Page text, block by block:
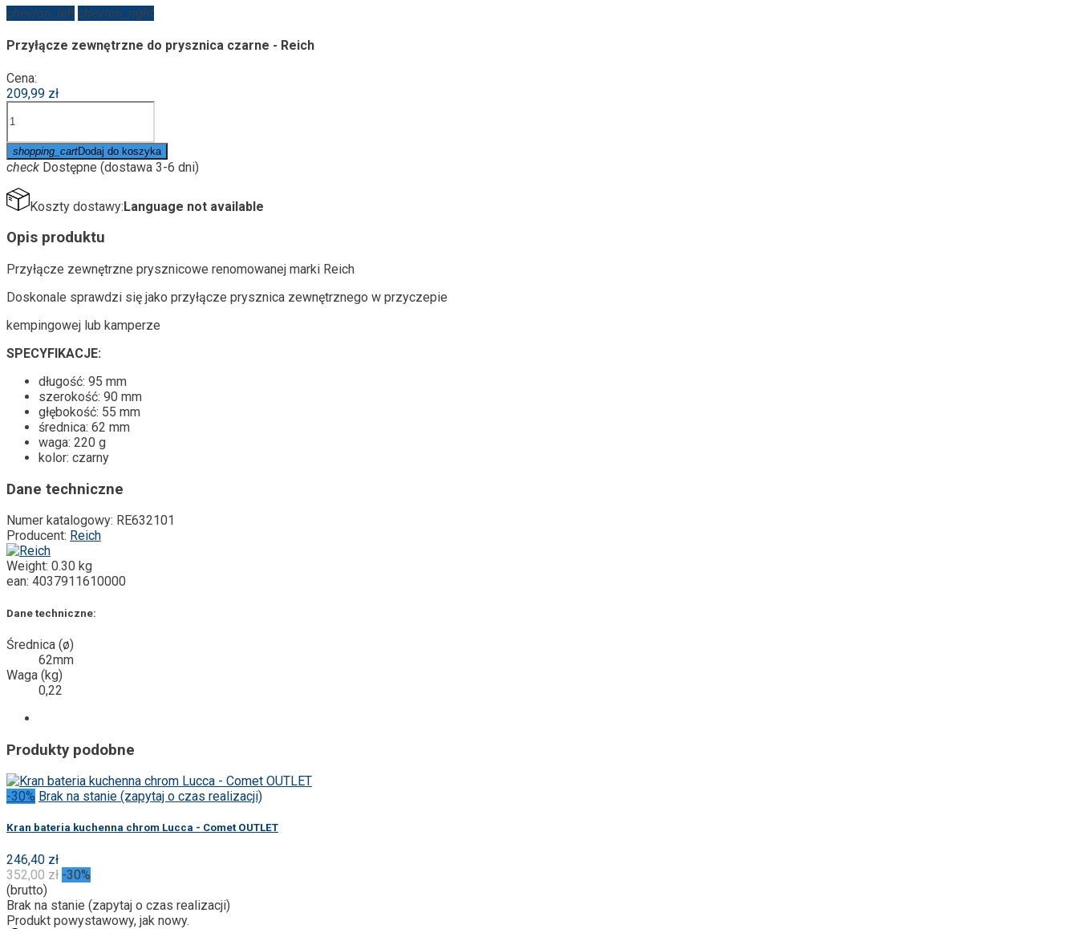
chevron_left chevron_right
Przyłącze zewnętrzne do prysznica czarne - Reich
Cena:
209,99 zł
shopping_cartDodaj do koszyka
check Dostępne (dostawa 3-6 dni)
Koszty dostawy:Language not available
Opis produktu
Przyłącze zewnętrzne prysznicowe renomowanej marki Reich
Doskonale sprawdzi się jako przyłącze prysznica zewnętrznego w przyczepie
kempingowej lub kamperze
SPECYFIKACJE:
długość: 95 mm
szerokość: 90 mm
głębokość: 55 mm
średnica: 62 mm
waga: 220 g
kolor: czarny
Dane techniczne
Numer katalogowy: RE632101
Producent: Reich
Weight: 0.30 kg
ean: 4037911610000
Dane techniczne:
Średnica (ø)
62mm
Waga (kg)
0,22
Produkty podobne
-30% Brak na stanie (zapytaj o czas realizacji)
Kran bateria kuchenna chrom Lucca - Comet OUTLET
246,40 zł
352,00 zł -30%
(brutto)
Brak na stanie (zapytaj o czas realizacji)
Produkt powystawowy, jak nowy.